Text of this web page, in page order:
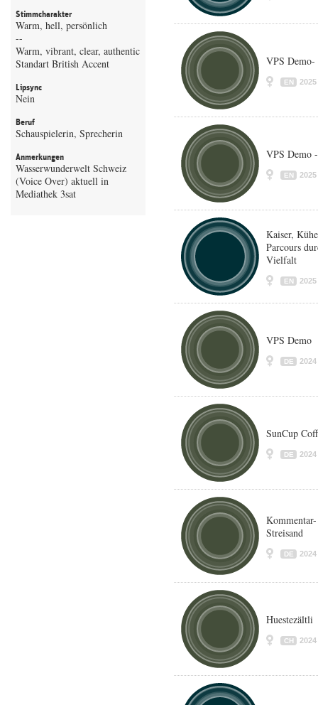
Stimmcharakter
Warm, hell, persönlich
--
Warm, vibrant, clear, authentic
Standart British Accent
Lipsync
Nein
Beruf
Schauspielerin, Sprecherin
Anmerkungen
Wasserwunderwelt Schweiz
(Voice Over) aktuell in
Mediathek 3sat
VPS
EN 2025
VPS Demo
EN 2025
Kaiser,
Parcours
Vielfalt
EN 2025
VPS Demo
DE 2024
SunCup
DE 2024
Streisand
DE 2024
Huestezältli
CH 2024